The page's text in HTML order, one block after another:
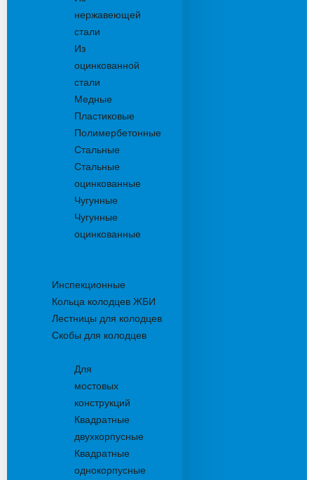
нержавеющей
стали
Из
оцинкованной
стали
Медные
Пластиковые
Полимербетонные
Стальные
Стальные
оцинкованные
Чугунные
Чугунные
оцинкованные
Инспекционные
Кольца колодцев ЖБИ
Лестницы для колодцев
Скобы для колодцев
Для
мостовых
конструкций
Квадратные
двухкорпусные
Квадратные
однокорпусные